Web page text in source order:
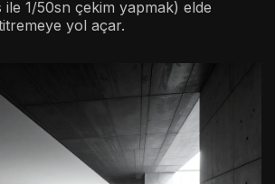
ile 1/50sn çekim yapmak) elde
yol açar.